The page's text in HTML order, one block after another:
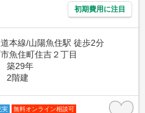
初期費用に注目
本線/山陽魚住駅 徒歩2分
魚住町住吉２丁目
築29年
2階建
実 無料オンライン相談可